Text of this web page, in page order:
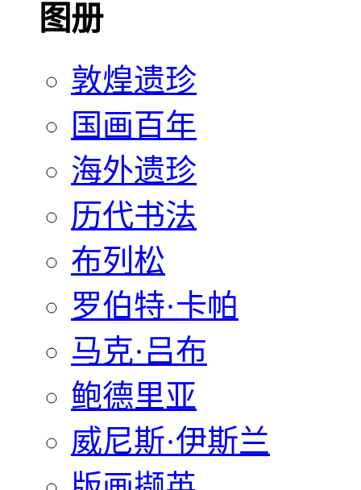
图册
敦煌遗珍
国画百年
海外遗珍
历代书法
布列松
罗伯特·卡帕
马克·吕布
鲍德里亚
威尼斯·伊斯兰